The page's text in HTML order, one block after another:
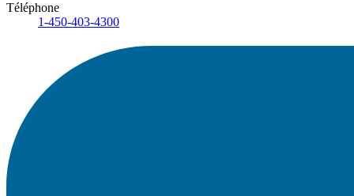
Téléphone
1-450-403-4300